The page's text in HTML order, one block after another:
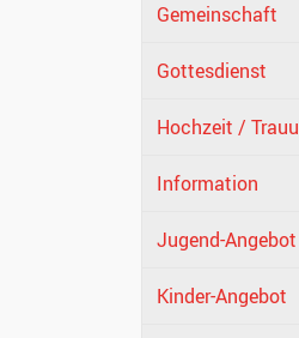
Gemeinschaft
Gottesdienst
Hochzeit /
Information
Jugend-Angebot
Kinder-Angebot